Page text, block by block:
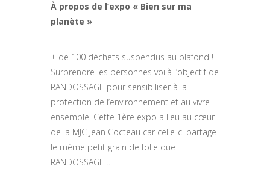
À propos de l’expo « Bien sur ma
planète »
+ de 100 déchets suspendus au plafond !
Surprendre les personnes voilà l’objectif de
RANDOSSAGE pour sensibiliser à la
protection de l’environnement et au vivre
ensemble. Cette 1ère expo a lieu au cœur
de la MJC Jean Cocteau car celle-ci partage
le même petit grain de folie que
RANDOSSAGE…